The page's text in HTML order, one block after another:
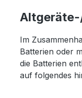
Im
Batterien oder
die Batterien
auf folgendes